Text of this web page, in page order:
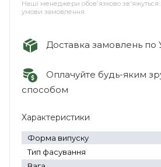
Наші менеджери обов'язково зв'яжуться
умови замовлення
Доставка замовлень по
Оплачуйте будь-яким
способом
Характеристики
Форма випуску
Тип фасування